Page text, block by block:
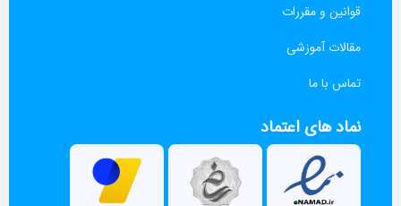
قوانین و مقررات
مقالات آموزشی
تماس با ما
نماد های اعتماد